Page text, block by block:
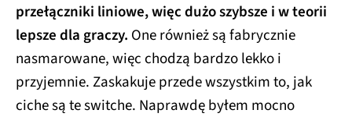
przełączniki liniowe, więc dużo szybsze i w teorii
lepsze dla graczy. One również są fabrycznie
nasmarowane, więc chodzą bardzo lekko i
przyjemnie. Zaskakuje przede wszystkim to, jak
ciche są te switche. Naprawdę byłem mocno